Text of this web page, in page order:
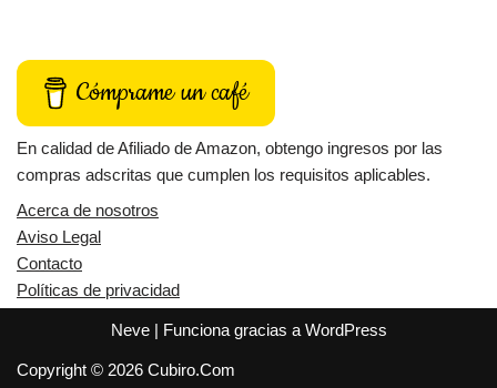
Cómprame un café
En calidad de Afiliado de Amazon, obtengo ingresos por las
compras adscritas que cumplen los requisitos aplicables.
Acerca de nosotros
Aviso Legal
Contacto
Políticas de privacidad
Neve| Funciona gracias a WordPress
Copyright © 2026 Cubiro.Com